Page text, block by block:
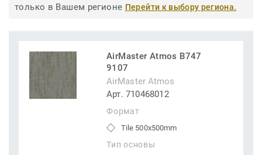
только в Вашем регионе Перейти к выбору региона.
AirMaster Atmos B747
9107
AirMaster Atmos
Арт. 710468012
Формат
Tile 500x500mm
Тип основы